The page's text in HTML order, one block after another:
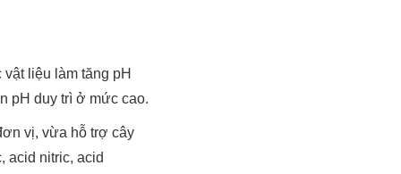
liệu làm tăng pH
pH duy trì ở mức cao.
vị, vừa hỗ trợ cây
acid nitric, acid